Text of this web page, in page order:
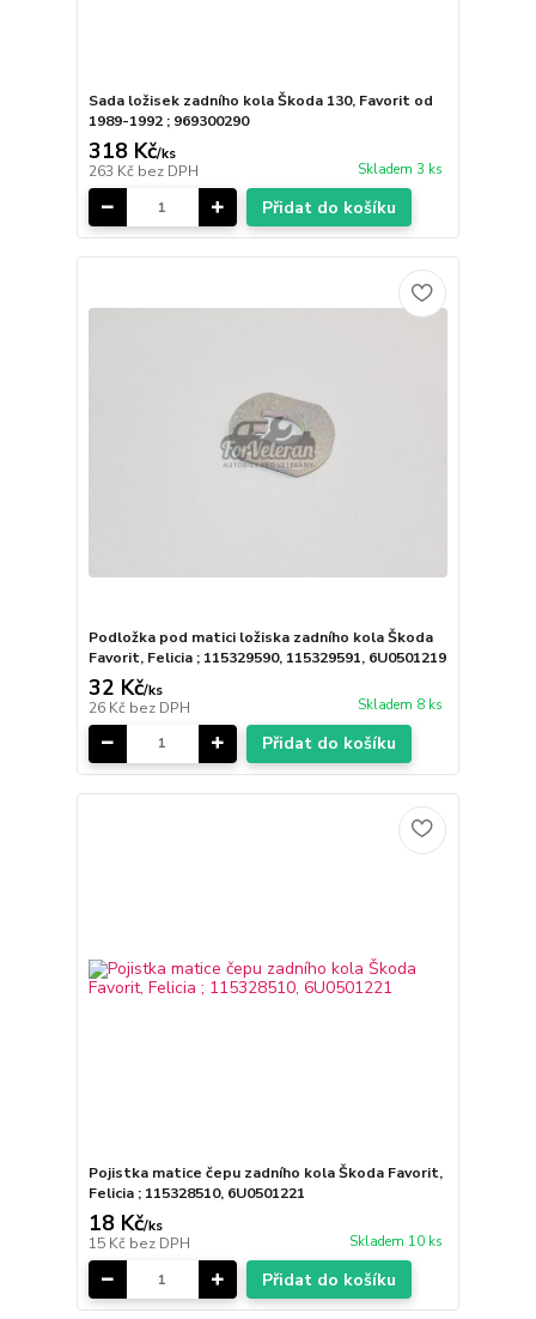
Sada ložisek zadního kola Škoda 130, Favorit od
1989-1992 ; 969300290
318 Kč/ks
263 Kč bez DPH Skladem 3 ks
Přidat do košíku
Podložka pod matici ložiska zadního kola Škoda
Favorit, Felicia ; 115329590, 115329591, 6U0501219
32 Kč/ks
26 Kč bez DPH Skladem 8 ks
Přidat do košíku
Pojistka matice čepu zadního kola Škoda Favorit,
Felicia ; 115328510, 6U0501221
18 Kč/ks
15 Kč bez DPH Skladem 10 ks
Přidat do košíku